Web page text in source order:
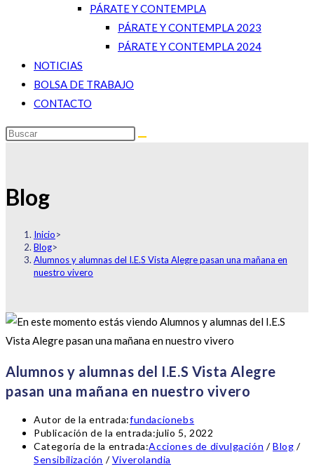
PÁRATE Y CONTEMPLA
PÁRATE Y CONTEMPLA 2023
PÁRATE Y CONTEMPLA 2024
NOTICIAS
BOLSA DE TRABAJO
CONTACTO
Blog
Inicio>
Blog>
Alumnos y alumnas del I.E.S Vista Alegre pasan una mañana en
nuestro vivero
Alumnos y alumnas del I.E.S Vista Alegre
pasan una mañana en nuestro vivero
Autor de la entrada:fundacionebs
Publicación de la entrada:julio 5, 2022
Categoría de la entrada:Acciones de divulgación / Blog /
Sensibilización / Viverolandia